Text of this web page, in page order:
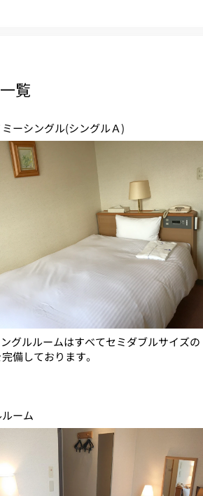
覧
ーシングル(シングルＡ)
グルルームはすべてセミダブルサイズの
備しております。
ーム